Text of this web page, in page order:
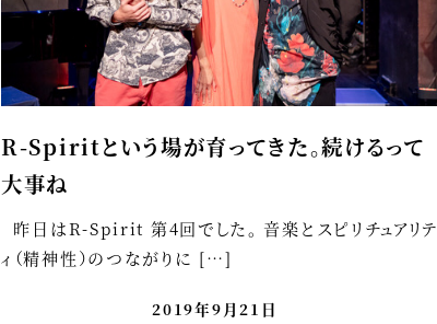
R-Spiritという場が育ってきた。続けるって
大事ね
昨日はR-Spirit 第4回でした。 音楽とスピリチュアリテ
ィ（精神性）のつながりに […]
2019年9月21日